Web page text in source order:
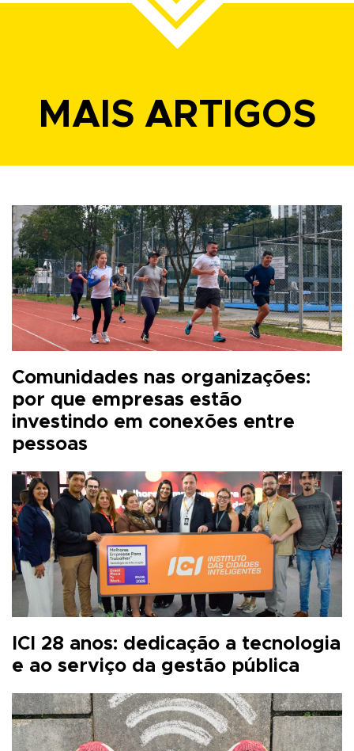
MAIS ARTIGOS
Comunidades nas organizações:
por que empresas estão
investindo em conexões entre
pessoas
ICI 28 anos: dedicação a tecnologia
e ao serviço da gestão pública